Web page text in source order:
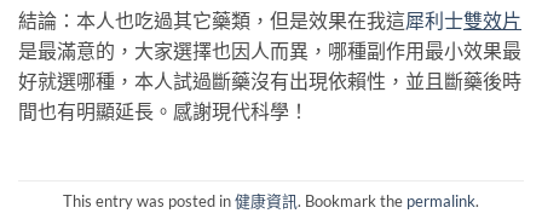
結論：本人也吃過其它藥類，但是效果在我這犀利士雙效片
是最滿意的，大家選擇也因人而異，哪種副作用最小效果最
好就選哪種，本人試過斷藥沒有出現依賴性，並且斷藥後時
間也有明顯延長。感謝現代科學！
This entry was posted in健康資訊. Bookmark the permalink.